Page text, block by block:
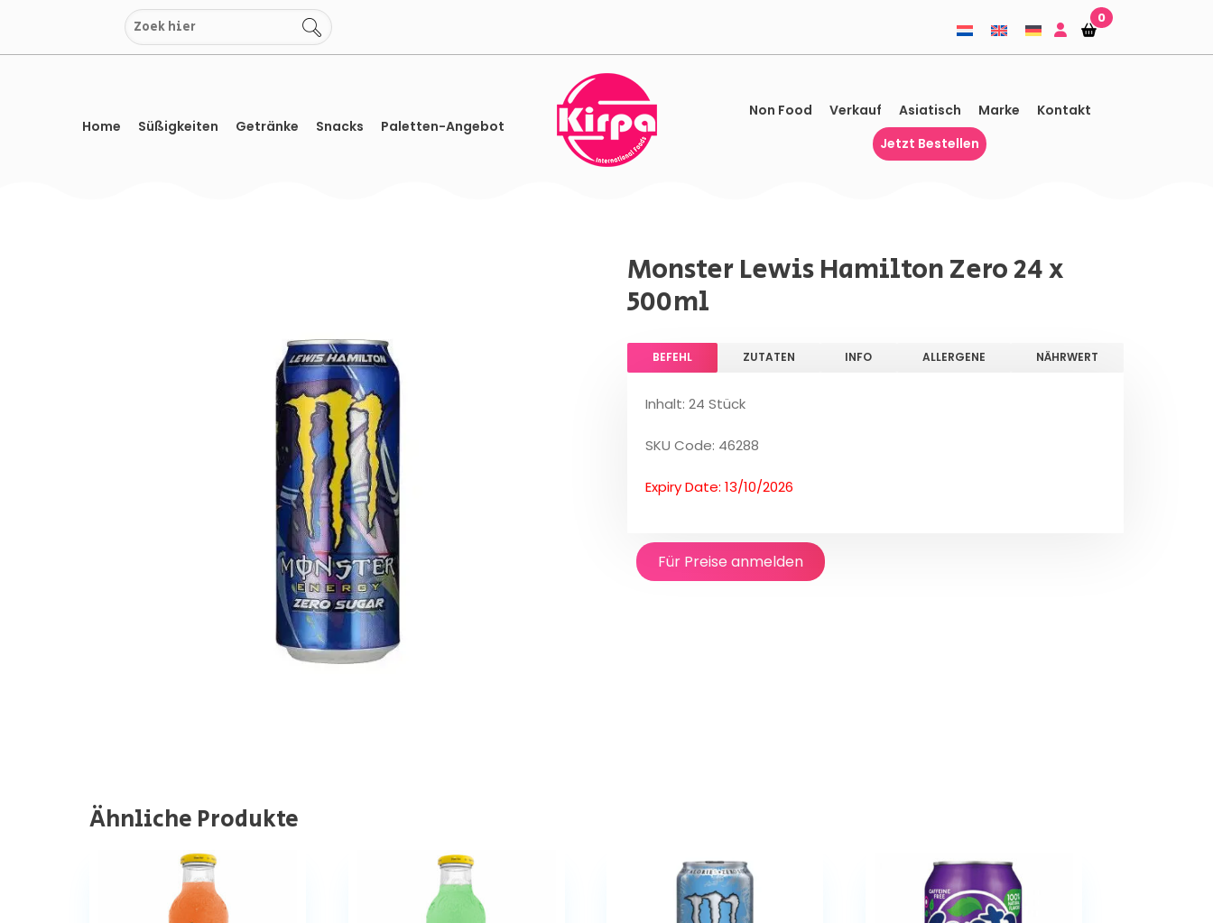
springen
Einkaufskorb
Einkaufskorb
0
Home Süßigkeiten Getränke Snacks Paletten-Angebot
Non Food Verkauf Asiatisch Marke
Kontakt
Jetzt Bestellen
Monster Lewis Hamilton Zero 24 x
500ml
BEFEHL ZUTATEN INFO ALLERGENE NÄHRWERT
Inhalt: 24 Stück
SKU Code: 46288
Expiry Date: 13/10/2026
Für Preise anmelden
Ähnliche Produkte